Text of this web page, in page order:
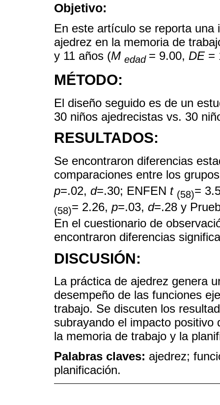
Objetivo:
En este artículo se reporta una
ajedrez en la memoria de
y 11 años (M edad = 9.00, DE=
MÉTODO:
El diseño seguido es de un
30 niños ajedrecistas vs. 30
RESULTADOS:
Se encontraron diferencias
comparaciones entre los
p=.02, d=.30; ENFEN t (58)=
(58)= 2.26, p=.03, d=.28 y
En el cuestionario de
encontraron diferencias
DISCUSIÓN:
La práctica de ajedrez genera
desempeño de las funciones
trabajo. Se discuten los
subrayando el impacto positivo
la memoria de trabajo y la
Palabras claves: ajedrez;
planificación.